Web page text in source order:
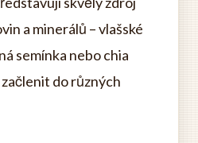
a minerálů – vlašské
semínka nebo chia
do různých